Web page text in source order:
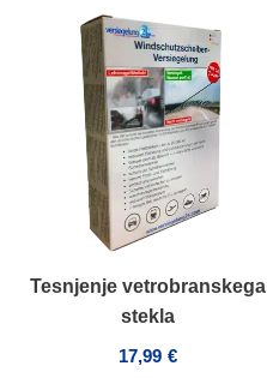
Tesnjenje vetrobranskega
stekla
17,99 €